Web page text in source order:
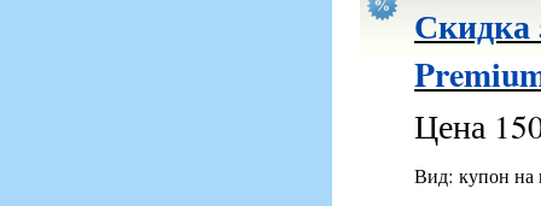
Скидка
Цена
Вид: купон